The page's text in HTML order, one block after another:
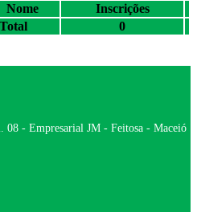
Nome
Inscrições
Total
0
08 - Empresarial JM - Feitosa - Maceió